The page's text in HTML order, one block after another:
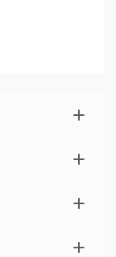
bantları
donanım